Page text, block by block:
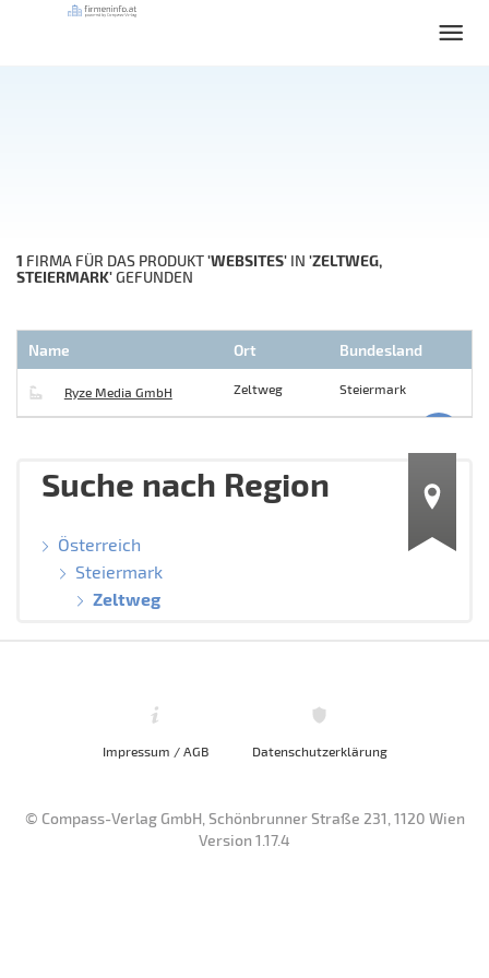
1 FIRMA FÜR DAS PRODUKT'WEBSITES' IN 'ZELTWEG,
STEIERMARK'GEFUNDEN
Name Ort Bundesland
Ryze Media GmbH Zeltweg Steiermark
Suche nach Region
Österreich
Steiermark
Zeltweg
Impressum / AGB Datenschutzerklärung
© Compass-Verlag GmbH, Schönbrunner Straße 231, 1120 Wien
Version 1.17.4